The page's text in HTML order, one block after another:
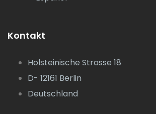
Kontakt
Holsteinische Strasse 18
D- 12161 Berlin
Deutschland